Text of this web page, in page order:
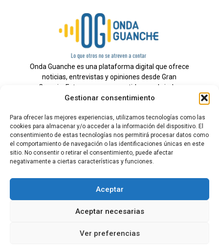
Gestionar consentimiento
Para ofrecer las mejores experiencias, utilizamos tecnologías como las
cookies para almacenar y/o acceder a la información del dispositivo. El
consentimiento de estas tecnologías nos permitirá procesar datos como
el comportamiento de navegación o las identificaciones únicas en este
sitio. No consentir o retirar el consentimiento, puede afectar
negativamente a ciertas características y funciones.
Aceptar
Aceptar necesarias
Ver preferencias
Onda Guanche es una plataforma digital que ofrece
noticias, entrevistas y opiniones desde Gran
Canaria. Estamos comprometidos con brindar
información veraz y un periodismo independiente a
Todos los derechos reservados.
Radio
Contacto
Aviso Legal